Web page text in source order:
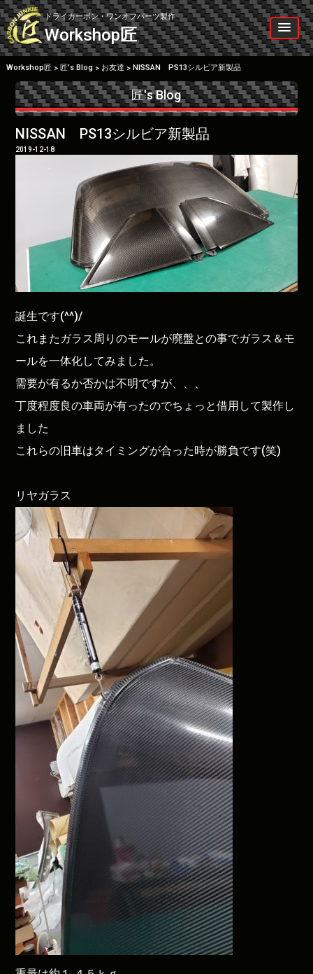
Skip
to
content
ドライカーボン・ワンオフパーツ製作
Workshop匠
Workshop匠> 匠’s Blog > お友達 > NISSAN PS13シルビア新製品
匠's Blog
NISSAN PS13シルビア新製品
2019-12-18
誕生です(^^)/
これまたガラス周りのモールが廃盤との事でガラス＆モ
ールを一体化してみました。
需要が有るか否かは不明ですが、、、
丁度程度良の車両が有ったのでちょっと借用して製作し
ました
これらの旧車はタイミングが合った時が勝負です(笑)
リヤガラス